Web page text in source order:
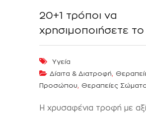
20+1 τρόποι να
χρησιμοποιήσετε το
Υγεία
Δίαιτα & Διατροφή,
Προσώπου, Θεραπείες
Η χρυσαφένια τροφή με